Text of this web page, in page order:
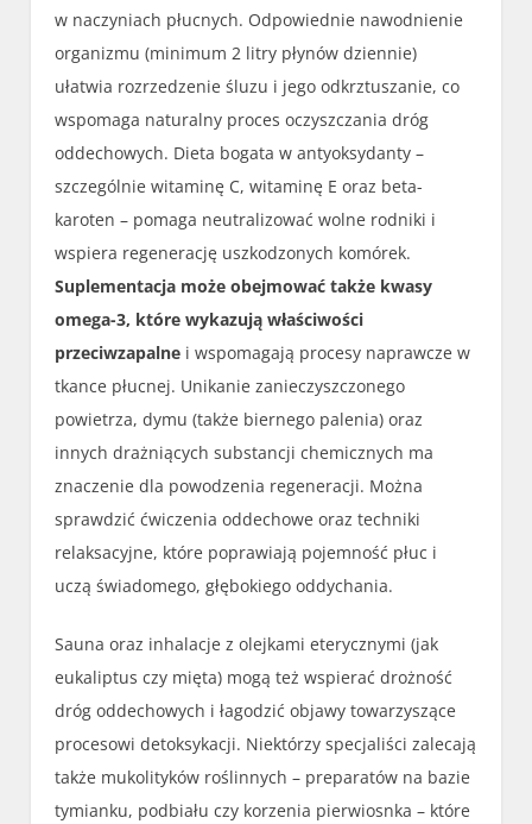
w naczyniach płucnych. Odpowiednie nawodnienie
organizmu (minimum 2 litry płynów dziennie)
ułatwia rozrzedzenie śluzu i jego odkrztuszanie, co
wspomaga naturalny proces oczyszczania dróg
oddechowych. Dieta bogata w antyoksydanty –
szczególnie witaminę C, witaminę E oraz beta-
karoten – pomaga neutralizować wolne rodniki i
wspiera regenerację uszkodzonych komórek.
Suplementacja może obejmować także kwasy
omega-3, które wykazują właściwości
przeciwzapalne i wspomagają procesy naprawcze w
tkance płucnej. Unikanie zanieczyszczonego
powietrza, dymu (także biernego palenia) oraz
innych drażniących substancji chemicznych ma
znaczenie dla powodzenia regeneracji. Można
sprawdzić ćwiczenia oddechowe oraz techniki
relaksacyjne, które poprawiają pojemność płuc i
uczą świadomego, głębokiego oddychania.
Sauna oraz inhalacje z olejkami eterycznymi (jak
eukaliptus czy mięta) mogą też wspierać drożność
dróg oddechowych i łagodzić objawy towarzyszące
procesowi detoksykacji. Niektórzy specjaliści zalecają
także mukolityków roślinnych – preparatów na bazie
tymianku, podbiału czy korzenia pierwiosnka – które